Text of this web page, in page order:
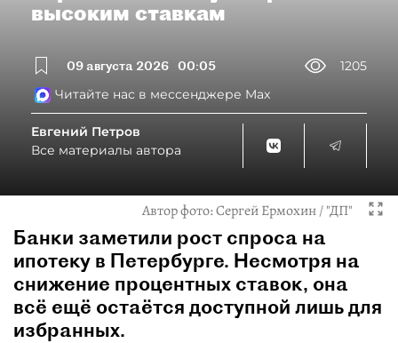
высоким ставкам
09 августа 2026 00:05
1205
Читайте нас в мессенджере Max
Евгений Петров
Все материалы автора
Автор фото:Сергей Ермохин / "ДП"
Банки заметили рост спроса на
ипотеку в Петербурге. Несмотря на
снижение процентных ставок, она
всё ещё остаётся доступной лишь для
избранных.